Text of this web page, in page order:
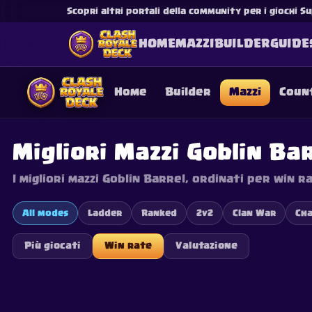
Scopri altri portali della community per i giochi
HOMEMAZZIBUILDERGUIDE
Home Builder Mazzi
Migliori Mazzi Goblin
I migliori mazzi Goblin Barrel, ordinati per win
All modes Ladder Ranked 2v2 Clan War
Più giocati Win rate Valutazione
This content is not